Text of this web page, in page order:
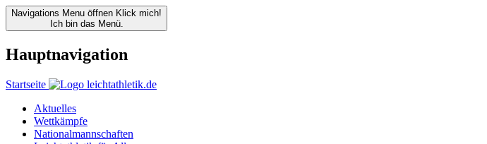
Navigations Menu öffnen Klick mich!
Ich bin das Menü.
Hauptnavigation
Startseite
Aktuelles
Wettkämpfe
Nationalmannschaften